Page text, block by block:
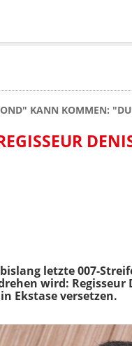
KANN KOMMEN:
letzte 007-
wird: Regisseur
Ekstase versetzen.